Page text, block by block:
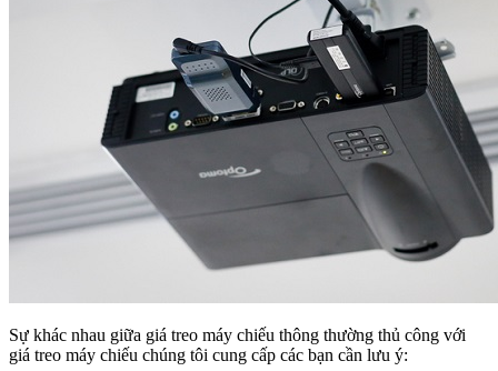
Sự khác nhau giữa giá treo máy chiếu thông thường thủ công với
giá treo máy chiếu chúng tôi cung cấp các bạn cần lưu ý: